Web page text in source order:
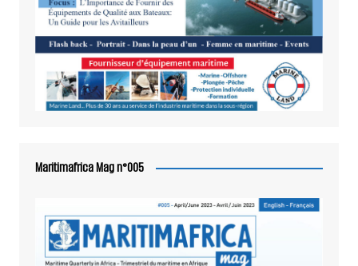
Maritimafrica Mag n°005